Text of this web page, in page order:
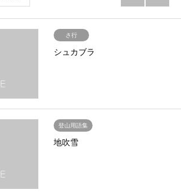
さ行
シュカブラ
登山用語集
地吹雪